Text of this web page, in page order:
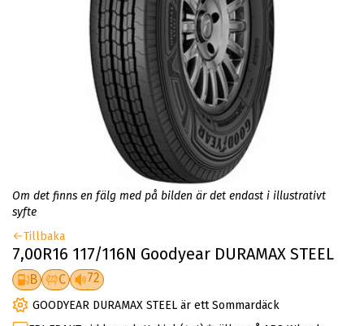
Om det finns en fälg med på bilden är det endast i illustrativt
syfte
Tillbaka
7,00R16 117/116N Goodyear DURAMAX STEEL
B C 72
GOODYEAR DURAMAX STEEL är ett Sommardäck